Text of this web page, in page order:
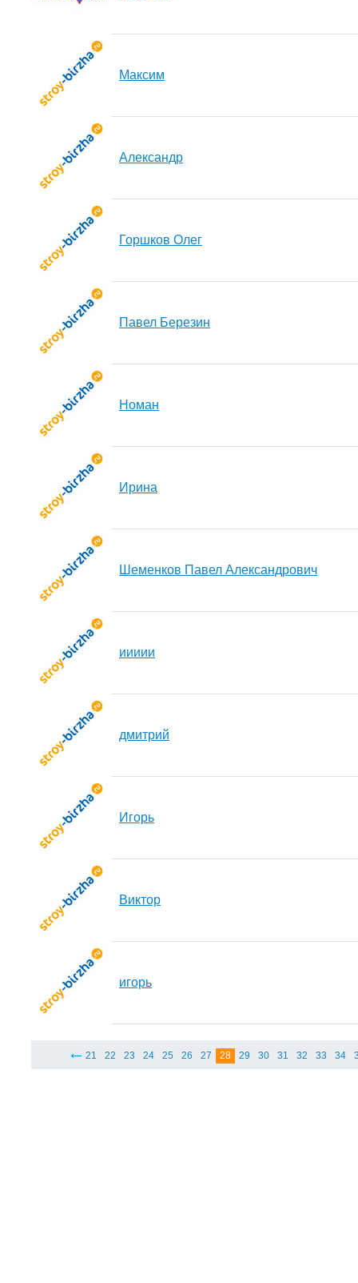
Максим
Александр
Горшков Олег
Павел Березин
Номан
Ирина
Шеменков Павел Александрович
иииии
дмитрий
Игорь
Виктор
игорь
21 22 23 24 25 26 27 28 29 30 31 32 33 34